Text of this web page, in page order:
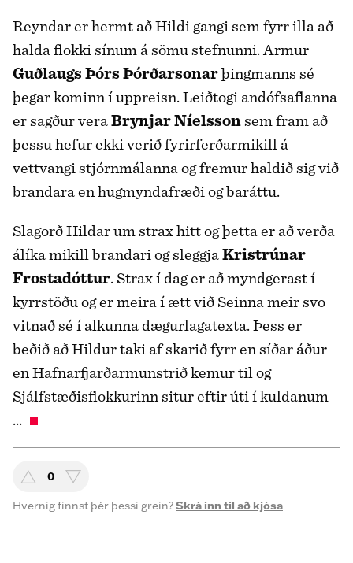
Reyndar er hermt að Hildi gangi sem fyrr illa að
halda flokki sínum á sömu stefnunni. Armur
Guðlaugs Þórs Þórðarsonarþingmanns sé
þegar kominn í uppreisn. Leiðtogi andófsaflanna
er sagður veraBrynjar Níelssonsem fram að
þessu hefur ekki verið fyrirferðarmikill á
vettvangi stjórnmálanna og fremur haldið sig við
brandara en hugmyndafræði og baráttu.
Slagorð Hildar um strax hitt og þetta er að verða
álíka mikill brandari og sleggjaKristrúnar
Frostadóttur. Strax í dag er að myndgerast í
kyrrstöðu og er meira í ætt við Seinna meir svo
vitnað sé í alkunna dægurlagatexta. Þess er
beðið að Hildur taki af skarið fyrr en síðar áður
en Hafnarfjarðarmunstrið kemur til og
Sjálfstæðisflokkurinn situr eftir úti í kuldanum
...
0
Hvernig finnst þér þessi grein?Skrá inn til að kjósa